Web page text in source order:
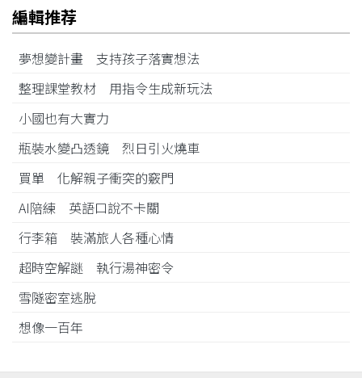
編輯推荐
夢想變計畫 支持孩子落實想法
整理課堂教材 用指令生成新玩法
小國也有大實力
瓶裝水變凸透鏡 烈日引火燒車
買單 化解親子衝突的竅門
AI陪練 英語口說不卡關
行李箱 裝滿旅人各種心情
超時空解謎 執行湯神密令
雪隧密室逃脫
想像一百年